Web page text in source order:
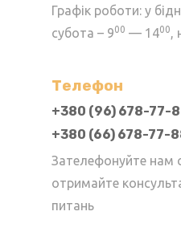
Графік роботи: у
субота – 900 — 1400
Телефон
+380 (96) 678-77-
+380 (66) 678-77-
Зателефонуйте нам
отримайте
питань